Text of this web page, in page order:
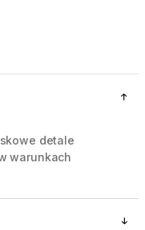
detale
warunkach